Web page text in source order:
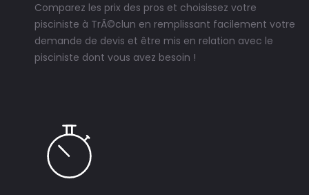
Comparez les prix des pros et choisissez votre
pisciniste à TrÃ©clun en remplissant facilement votre
demande de devis et être mis en relation avec le
pisciniste dont vous avez besoin !